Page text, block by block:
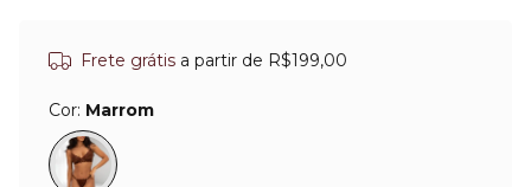
Frete grátis a partir de R$199,00
Cor: Marrom